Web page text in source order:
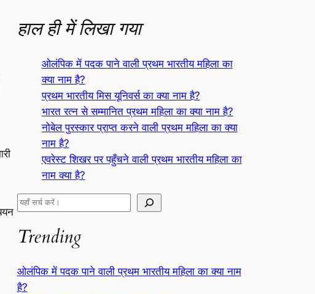
हाल ही में लिखा गया
ओलंपिक में पदक पाने वाली प्रथम भारतीय महिला का
क्या नाम है?
प्रथम भारतीय मिस यूनिवर्स का क्या नाम है?
भारत रत्न से सम्मानित प्रथम महिला का क्या नाम है?
नोबेल पुरस्कार प्राप्त करने वाली प्रथम महिला का क्या
नाम है?
एवरेस्ट शिखर पर पहुँचने वाली प्रथम भारतीय महिला का
नाम क्या है?
S
a
h
Trending
ओलंपिक में पदक पाने वाली प्रथम भारतीय महिला का क्या नाम
है?